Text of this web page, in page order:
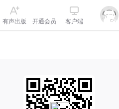
有声出版 开通会员 客户端